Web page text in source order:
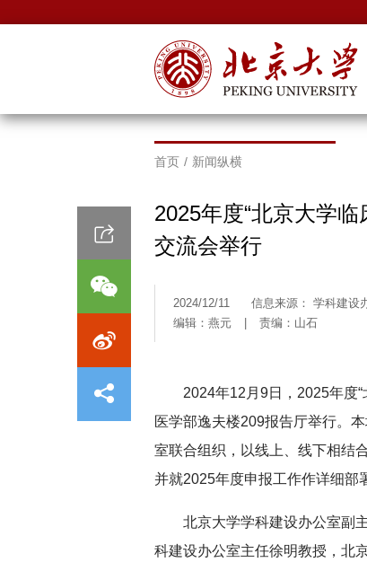
首页 / 新闻纵横
2025年度“北京大学
交流会举行
2024/12/11
信息来源： 学科建设
编辑：燕元
责编：山石
2024年12月9日，2025年度
医学部逸夫楼209报告厅举行。
室联合组织，以线上、线下相结
并就2025年度申报工作作详细部
北京大学学科建设办公室副
科建设办公室主任徐明教授，北